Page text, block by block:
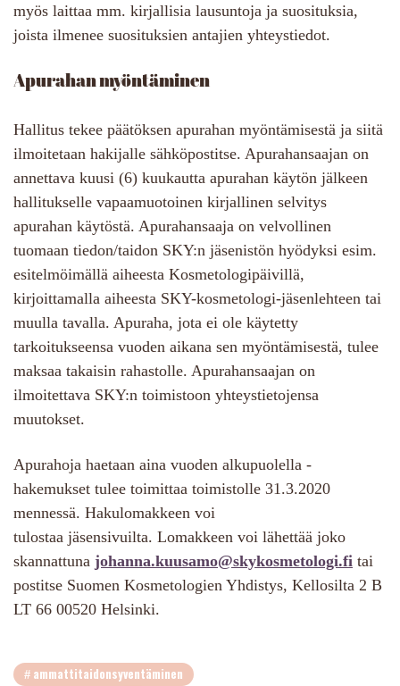
myös laittaa mm. kirjallisia lausuntoja ja suosituksia,
joista ilmenee suosituksien antajien yhteystiedot.
Apurahan myöntäminen
Hallitus tekee päätöksen apurahan myöntämisestä ja siitä
ilmoitetaan hakijalle sähköpostitse. Apurahansaajan on
annettava kuusi (6) kuukautta apurahan käytön jälkeen
hallitukselle vapaamuotoinen kirjallinen selvitys
apurahan käytöstä. Apurahansaaja on velvollinen
tuomaan tiedon/taidon SKY:n jäsenistön hyödyksi esim.
esitelmöimällä aiheesta Kosmetologipäivillä,
kirjoittamalla aiheesta SKY-kosmetologi-jäsenlehteen tai
muulla tavalla. Apuraha, jota ei ole käytetty
tarkoitukseensa vuoden aikana sen myöntämisestä, tulee
maksaa takaisin rahastolle. Apurahansaajan on
ilmoitettava SKY:n toimistoon yhteystietojensa
muutokset.
Apurahoja haetaan aina vuoden alkupuolella -
hakemukset tulee toimittaa toimistolle 31.3.2020
mennessä. Hakulomakkeen voi
tulostaa jäsensivuilta. Lomakkeen voi lähettää joko
skannattuna johanna.kuusamo@skykosmetologi.fi tai
postitse Suomen Kosmetologien Yhdistys, Kellosilta 2 B
LT 66 00520 Helsinki.
ammattitaidonsyventäminen